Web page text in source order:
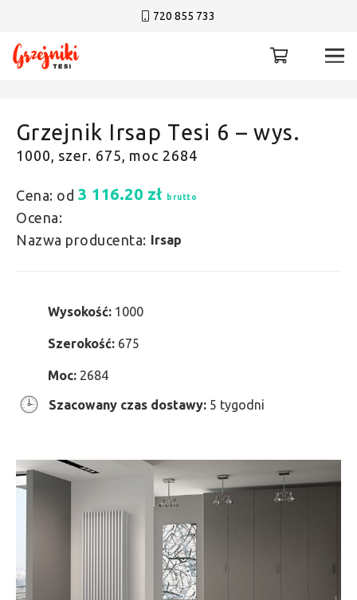
720 855 733
Grzejnik Irsap Tesi 6 – wys.
1000, szer. 675, moc 2684
Cena: od 3 116.20 zł brutto
Ocena:
Nazwa producenta: Irsap
Wysokość: 1000
Szerokość: 675
Moc: 2684
Szacowany czas dostawy: 5 tygodni